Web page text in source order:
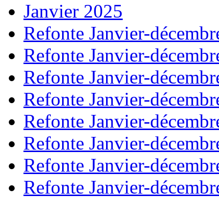
Janvier 2025
Refonte Janvier-
Refonte Janvier-
Refonte Janvier-
Refonte Janvier-
Refonte Janvier-
Refonte Janvier-
Refonte Janvier-
Refonte Janvier-